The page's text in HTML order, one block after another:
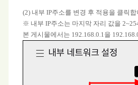
(2) 내부 IP주소를 변경 후 적용을 클릭
※ 내부 IP주소는 마지막 자리 값을
본 게시물에서는 192.168.0.1을